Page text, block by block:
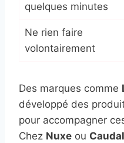
quelques minutes
Ne rien faire
volontairement
Des marques comme
développé des
pour accompagner
Chez Nuxe ou